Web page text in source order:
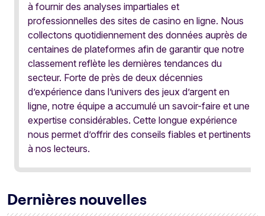
à fournir des analyses impartiales et
professionnelles des sites de casino en ligne. Nous
collectons quotidiennement des données auprès de
centaines de plateformes afin de garantir que notre
classement reflète les dernières tendances du
secteur. Forte de près de deux décennies
d’expérience dans l’univers des jeux d’argent en
ligne, notre équipe a accumulé un savoir-faire et une
expertise considérables. Cette longue expérience
nous permet d’offrir des conseils fiables et pertinents
à nos lecteurs.
Dernières nouvelles